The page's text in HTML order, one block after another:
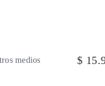
medios $ 15.